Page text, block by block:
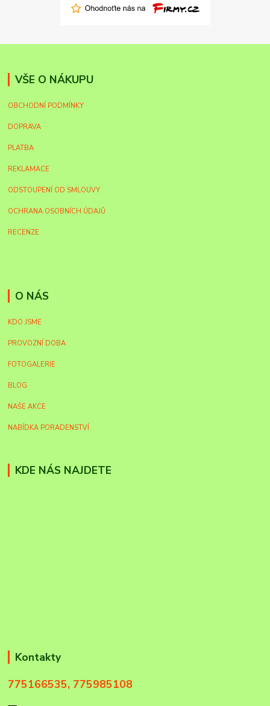
VŠE O NÁKUPU
OBCHODNÍ PODMÍNKY
DOPRAVA
PLATBA
REKLAMACE
ODSTOUPENÍ OD SMLOUVY
OCHRANA OSOBNÍCH ÚDAJŮ
RECENZE
O NÁS
KDO JSME
PROVOZNÍ DOBA
FOTOGALERIE
BLOG
NAŠE AKCE
NABÍDKA PORADENSTVÍ
KDE NÁS NAJDETE
Kontakty
775166535, 775985108